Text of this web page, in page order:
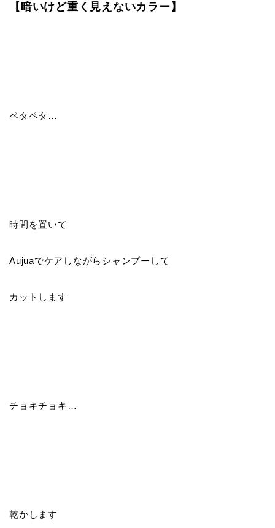
【暗いけど重く見えないカラー】
ペタペタ…
時間を置いて
Aujuaでケアしながらシャンプーして
カットします
チョキチョキ…
乾かします